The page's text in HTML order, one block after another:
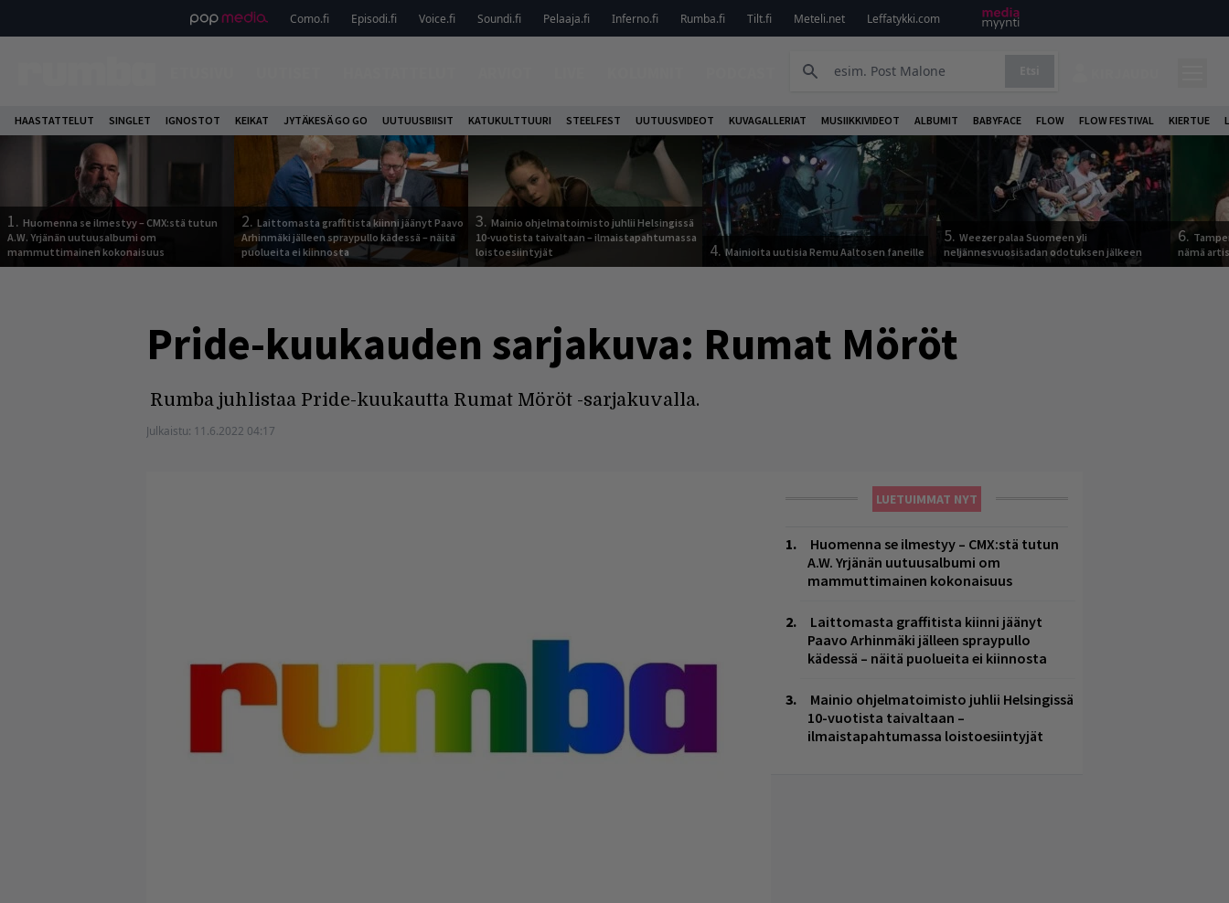
Como.fi Episodi.fi Voice.fi Soundi.fi Pelaaja.fi Inferno.fi Rumba.fi Tilt.fi Meteli.net Leffatykki.com
HAASTATTELUT SINGLET IGNOSTOT KEIKAT JYTÄKESÄ GO GO UUTUUSBIISIT KATUKULTTUURI STEELFEST UUTUUSVIDEOT KUVAGALLERIAT MUSIIKKIVIDEOT ALBUMIT BABYFACE FLOW FLOW FESTIVAL KIERTUE
1. Huomenna se ilmestyy – CMX:stä tutun
A.W. Yrjänän uutuusalbumi om
mammuttimainen kokonaisuus
2. Laittomasta graffitista kiinni jäänyt Paavo
Arhinmäki jälleen spraypullo kädessä – näitä
puolueita ei kiinnosta
3. Mainio ohjelmatoimisto juhlii Helsingissä
10-vuotista taivaltaan – ilmaistapahtumassa
loistoesiintyjät
4.Mainioita uutisia Remu Aaltosen faneille
5. Weezer palaa Suomeen yli
neljännesvuosisadan odotuksen jälkeen
6.
nämä
Pride-kuukauden sarjakuva: Rumat Möröt
Rumba juhlistaa Pride-kuukautta Rumat Möröt -sarjakuvalla.
Julkaistu: 11.6.2022 04:17
LUETUIMMAT NYT
Huomenna se ilmestyy – CMX:stä tutun
A.W. Yrjänän uutuusalbumi om
mammuttimainen kokonaisuus
Laittomasta graffitista kiinni jäänyt
Paavo Arhinmäki jälleen spraypullo
kädessä – näitä puolueita ei kiinnosta
Mainio ohjelmatoimisto juhlii Helsingissä
10-vuotista taivaltaan –
ilmaistapahtumassa loistoesiintyjät